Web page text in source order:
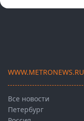
WWW.METRONEWS.RU
Все новости
Петербург